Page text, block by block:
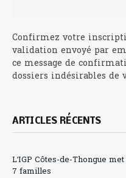
Confirmez votre
validation envoyé par
ce message de
dossiers indésirables de
ARTICLES RÉCENTS
L’IGP Côtes-de-Thongue
7 familles